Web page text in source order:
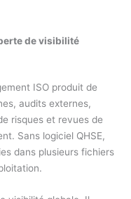
de visibilité
ISO produit de
audits externes,
risques et revues de
Sans logiciel QHSE,
dans plusieurs fichiers